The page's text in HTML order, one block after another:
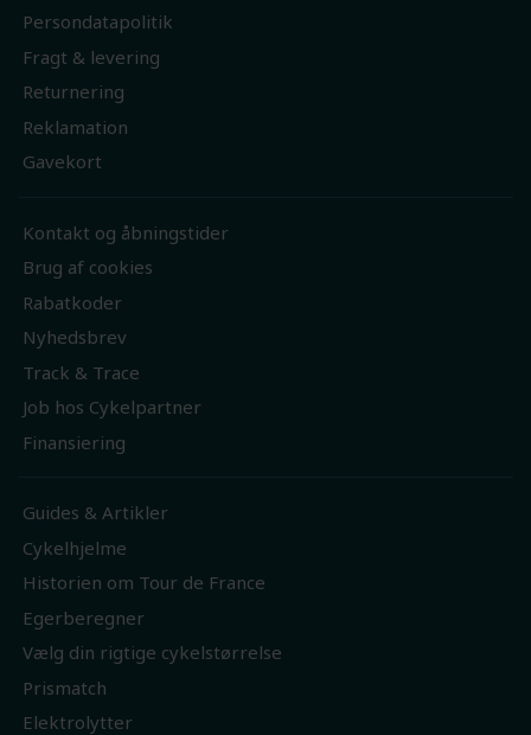
Persondatapolitik
Fragt & levering
Returnering
Reklamation
Gavekort
Kontakt og åbningstider
Brug af cookies
Rabatkoder
Nyhedsbrev
Track & Trace
Job hos Cykelpartner
Finansiering
Guides & Artikler
Cykelhjelme
Historien om Tour de France
Egerberegner
Vælg din rigtige cykelstørrelse
Prismatch
Elektrolytter